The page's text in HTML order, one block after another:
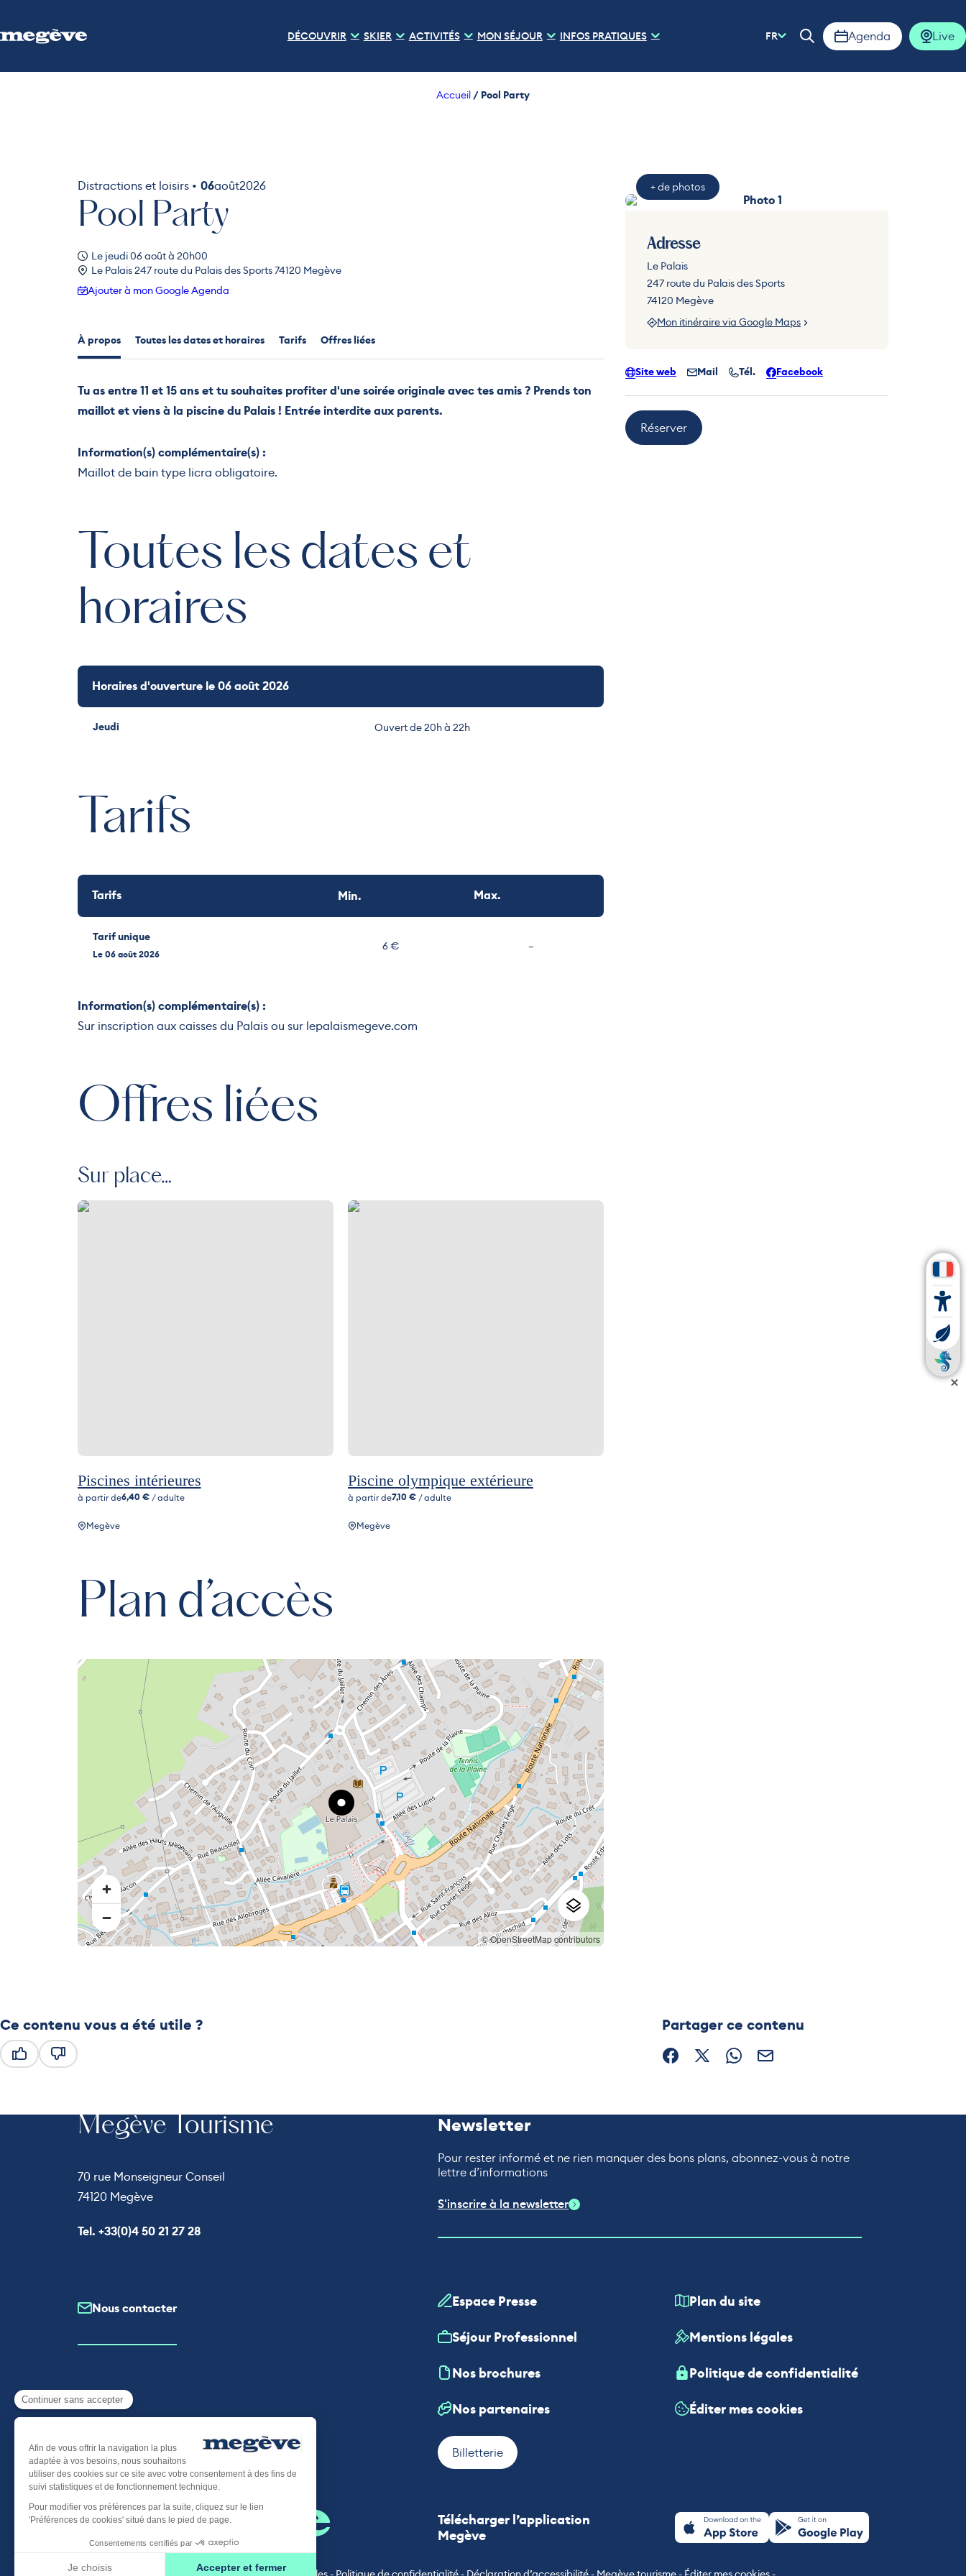
DÉCOUVRIR SKIER ACTIVITÉS MON SÉJOUR INFOS PRATIQUES FR
Ouvrir la barre de
Agenda Live
Accueil / Pool Party
Distractions et loisirs • 06août2026
Pool Party
Le jeudi 06 août à 20h00
Le Palais 247 route du Palais des Sports 74120 Megève
Ajouter à mon Google Agenda
À propos Toutes les dates et horaires Tarifs Offres liées
Tu as entre 11 et 15 ans et tu souhaites profiter d'une soirée originale avec tes amis ? Prends ton
maillot et viens à la piscine du Palais ! Entrée interdite aux parents.
Information(s) complémentaire(s) :
Maillot de bain type licra obligatoire.
Toutes les dates et
horaires
Horaires d'ouverture le 06 août 2026
Jeudi Ouvert de 20h à 22h
Tarifs
Tarifs Min. Max.
Tarif unique
Le 06 août 2026
6 € –
Information(s) complémentaire(s) :
Sur inscription aux caisses du Palais ou sur lepalaismegeve.com
Offres liées
Sur place…
Piscines intérieures
à partir de6,40 € / adulte
Megève
Piscines intérieures
Piscine olympique extérieure
à partir de7,10 € / adulte
Megève
Piscine olympique extérieure
Plan d’accès
© OpenStreetMap contributors
+ de photos
Photo 2Adresse
Le Palais
247 route du Palais des Sports
74120 Megève
Mon itinéraire via Google Maps
Site web Mail Tél. Facebook
Réserver
Ce contenu vous a été utile ? Partager ce contenu
Partager sur Facebook (nouvelle fenêtre)
Partager sur X / Twitter (nouvelle fenêtre)
Partager sur WhatsApp
Partager par mail
Megève Tourisme
70 rue Monseigneur Conseil
74120 Megève
Appeler le
Tel. +33(0)4 50 21 27 28
Nous contacter
Newsletter
Pour rester informé et ne rien manquer des bons plans, abonnez-vous à notre
lettre d’informations
S'inscrire à la newsletter
Espace Presse
Séjour Professionnel
Nos brochures
Nos partenaires
Plan du site
Mentions légales
Politique de confidentialité
Éditer mes cookies
Billetterie
Télécharger l’application
Megève